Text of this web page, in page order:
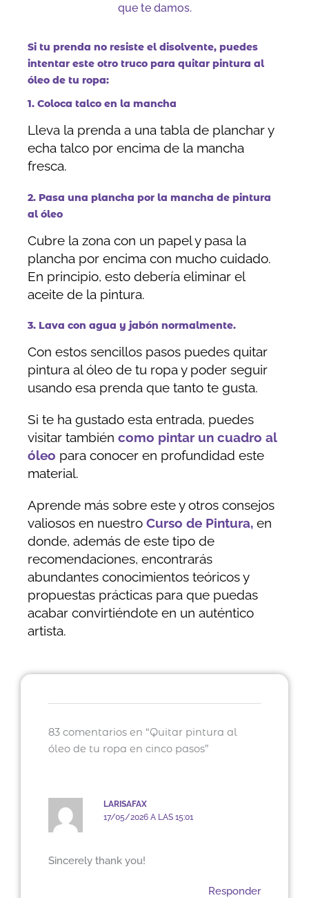
que te damos.
Si tu prenda no resiste el disolvente, puedes
intentar este otro truco para quitar pintura al
óleo de tu ropa:
1. Coloca talco en la mancha
Lleva la prenda a una tabla de planchar y
echa talco por encima de la mancha
fresca.
2. Pasa una plancha por la mancha de pintura
al óleo
Cubre la zona con un papel y pasa la
plancha por encima con mucho cuidado.
En principio, esto debería eliminar el
aceite de la pintura.
3. Lava con agua y jabón normalmente.
Con estos sencillos pasos puedes quitar
pintura al óleo de tu ropa y poder seguir
usando esa prenda que tanto te gusta.
Si te ha gustado esta entrada, puedes
visitar también como pintar un cuadro al
óleo para conocer en profundidad este
material.
Aprende más sobre este y otros consejos
valiosos en nuestro Curso de Pintura, en
donde, además de este tipo de
recomendaciones, encontrarás
abundantes conocimientos teóricos y
propuestas prácticas para que puedas
acabar convirtiéndote en un auténtico
artista.
83 comentarios en “Quitar pintura al
óleo de tu ropa en cinco pasos”
LARISAFAX
17/05/2026 A LAS 15:01
Sincerely thank you!
Responder